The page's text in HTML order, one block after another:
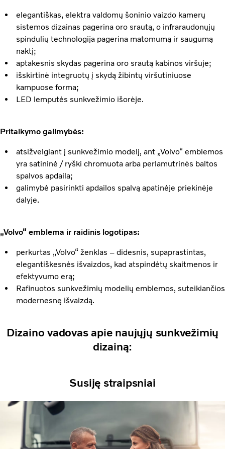
elegantiškas, elektra valdomų šoninio vaizdo kamerų
sistemos dizainas pagerina oro srautą, o infraraudonųjų
spindulių technologija pagerina matomumą ir saugumą
naktį;
aptakesnis skydas pagerina oro srautą kabinos viršuje;
išskirtinė integruotų į skydą žibintų viršutiniuose
kampuose forma;
LED lemputės sunkvežimio išorėje.
Pritaikymo galimybės:
atsižvelgiant į sunkvežimio modelį, ant „Volvo“ emblemos
yra satininė / ryški chromuota arba perlamutrinės baltos
spalvos apdaila;
galimybė pasirinkti apdailos spalvą apatinėje priekinėje
dalyje.
„Volvo“ emblema ir raidinis logotipas:
perkurtas „Volvo“ ženklas – didesnis, supaprastintas,
elegantiškesnės išvaizdos, kad atspindėtų skaitmenos ir
efektyvumo erą;
Rafinuotos sunkvežimių modelių emblemos, suteikiančios
modernesnę išvaizdą.
Dizaino vadovas apie naujųjų sunkvežimių
dizainą:
Susiję straipsniai